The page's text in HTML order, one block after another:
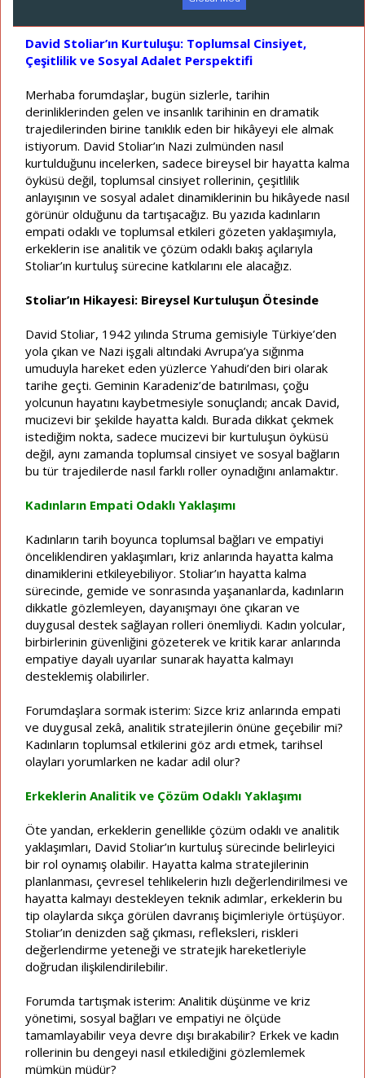
t
r
i
h
David Stoliar’ın Kurtuluşu: Toplumsal Cinsiyet,
Çeşitlilik ve Sosyal Adalet Perspektifi
Merhaba forumdaşlar, bugün sizlerle, tarihin
derinliklerinden gelen ve insanlık tarihinin en dramatik
trajedilerinden birine tanıklık eden bir hikâyeyi ele almak
istiyorum. David Stoliar’ın Nazi zulmünden nasıl
kurtulduğunu incelerken, sadece bireysel bir hayatta kalma
öyküsü değil, toplumsal cinsiyet rollerinin, çeşitlilik
anlayışının ve sosyal adalet dinamiklerinin bu hikâyede nasıl
görünür olduğunu da tartışacağız. Bu yazıda kadınların
empati odaklı ve toplumsal etkileri gözeten yaklaşımıyla,
erkeklerin ise analitik ve çözüm odaklı bakış açılarıyla
Stoliar’ın kurtuluş sürecine katkılarını ele alacağız.
Stoliar’ın Hikayesi: Bireysel Kurtuluşun Ötesinde
David Stoliar, 1942 yılında Struma gemisiyle Türkiye’den
yola çıkan ve Nazi işgali altındaki Avrupa’ya sığınma
umuduyla hareket eden yüzlerce Yahudi’den biri olarak
tarihe geçti. Geminin Karadeniz’de batırılması, çoğu
yolcunun hayatını kaybetmesiyle sonuçlandı; ancak David,
mucizevi bir şekilde hayatta kaldı. Burada dikkat çekmek
istediğim nokta, sadece mucizevi bir kurtuluşun öyküsü
değil, aynı zamanda toplumsal cinsiyet ve sosyal bağların
bu tür trajedilerde nasıl farklı roller oynadığını anlamaktır.
Kadınların Empati Odaklı Yaklaşımı
Kadınların tarih boyunca toplumsal bağları ve empatiyi
önceliklendiren yaklaşımları, kriz anlarında hayatta kalma
dinamiklerini etkileyebiliyor. Stoliar’ın hayatta kalma
sürecinde, gemide ve sonrasında yaşananlarda, kadınların
dikkatle gözlemleyen, dayanışmayı öne çıkaran ve
duygusal destek sağlayan rolleri önemliydi. Kadın yolcular,
birbirlerinin güvenliğini gözeterek ve kritik karar anlarında
empatiye dayalı uyarılar sunarak hayatta kalmayı
desteklemiş olabilirler.
Forumdaşlara sormak isterim: Sizce kriz anlarında empati
ve duygusal zekâ, analitik stratejilerin önüne geçebilir mi?
Kadınların toplumsal etkilerini göz ardı etmek, tarihsel
olayları yorumlarken ne kadar adil olur?
Erkeklerin Analitik ve Çözüm Odaklı Yaklaşımı
Öte yandan, erkeklerin genellikle çözüm odaklı ve analitik
yaklaşımları, David Stoliar’ın kurtuluş sürecinde belirleyici
bir rol oynamış olabilir. Hayatta kalma stratejilerinin
planlanması, çevresel tehlikelerin hızlı değerlendirilmesi ve
hayatta kalmayı destekleyen teknik adımlar, erkeklerin bu
tip olaylarda sıkça görülen davranış biçimleriyle örtüşüyor.
Stoliar’ın denizden sağ çıkması, refleksleri, riskleri
değerlendirme yeteneği ve stratejik hareketleriyle
doğrudan ilişkilendirilebilir.
Forumda tartışmak isterim: Analitik düşünme ve kriz
yönetimi, sosyal bağları ve empatiyi ne ölçüde
tamamlayabilir veya devre dışı bırakabilir? Erkek ve kadın
rollerinin bu dengeyi nasıl etkilediğini gözlemlemek
mümkün müdür?